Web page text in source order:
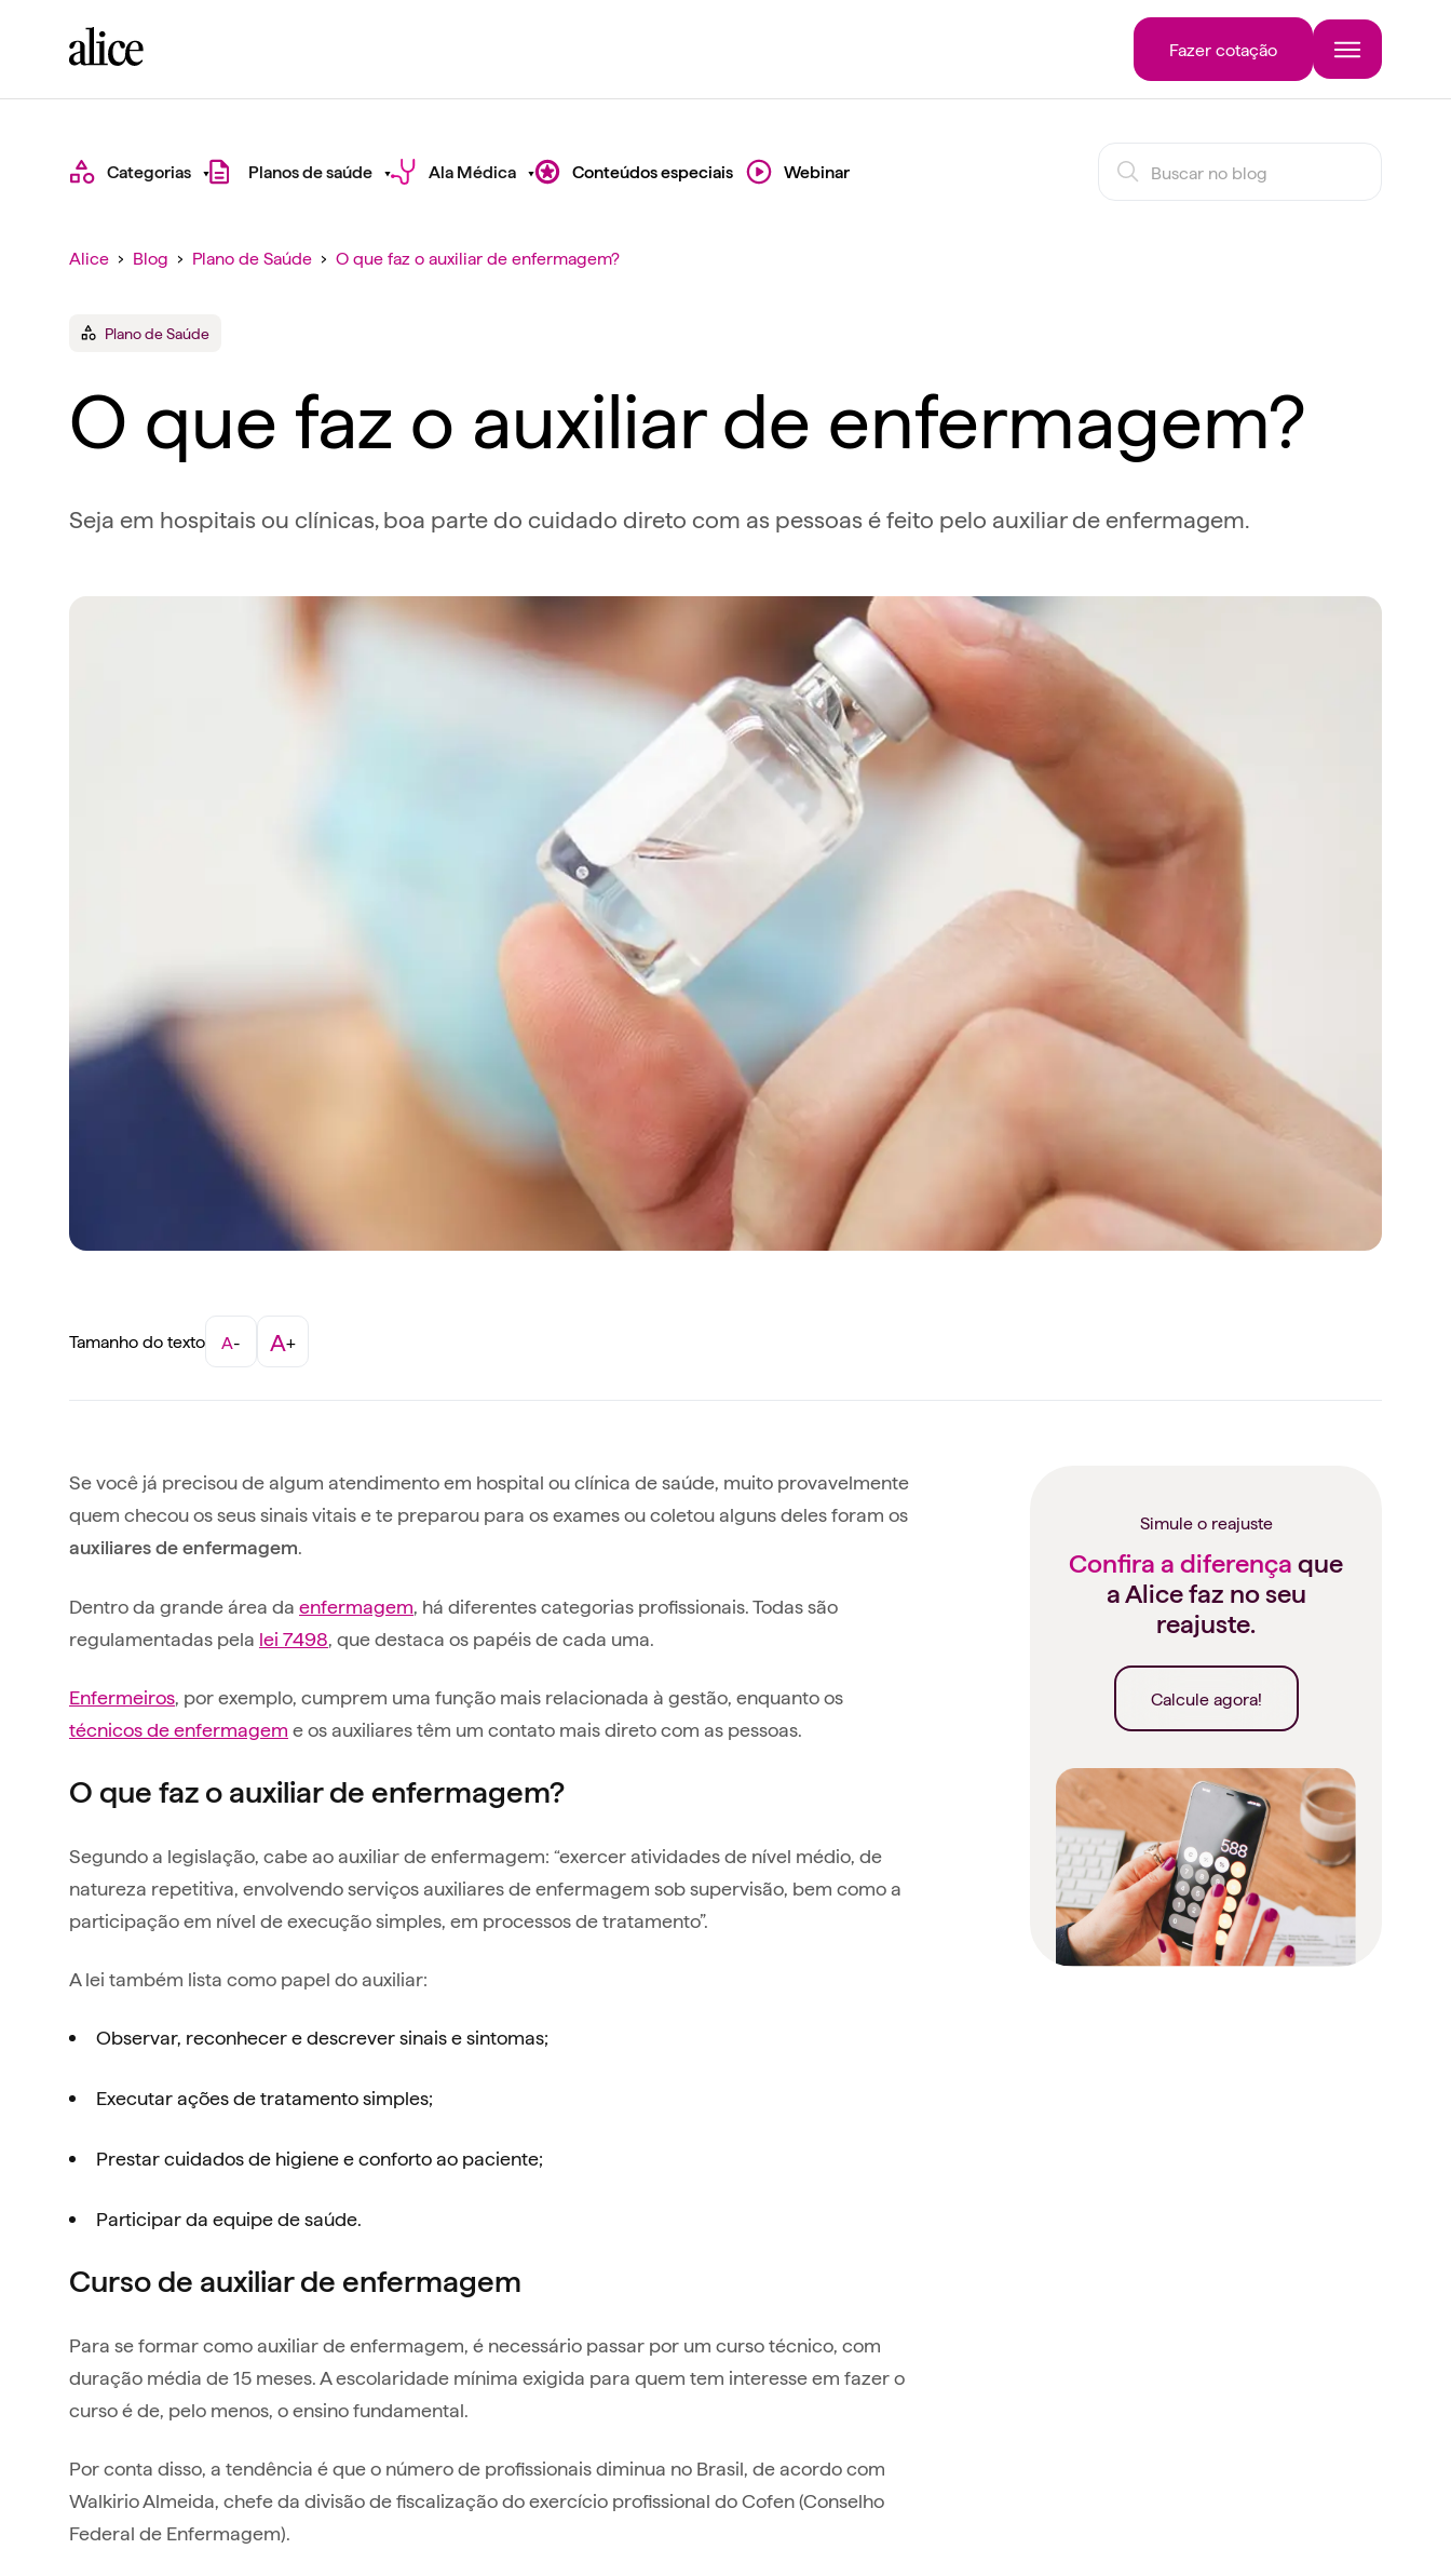
Fazer cotação
Categorias Planos de saúde Ala Médica Conteúdos especiais Webinar
Alice › Blog › Plano de Saúde › O que faz o auxiliar de enfermagem?
Plano de Saúde
O que faz o auxiliar de enfermagem?
Seja em hospitais ou clínicas, boa parte do cuidado direto com as pessoas é feito pelo auxiliar de enfermagem.
Tamanho do texto A- A+
Se você já precisou de algum atendimento em hospital ou clínica de saúde, muito provavelmente
quem checou os seus sinais vitais e te preparou para os exames ou coletou alguns deles foram os
auxiliares de enfermagem.
Dentro da grande área da enfermagem, há diferentes categorias profissionais. Todas são
regulamentadas pela lei 7498, que destaca os papéis de cada uma.
Enfermeiros, por exemplo, cumprem uma função mais relacionada à gestão, enquanto os
técnicos de enfermagem e os auxiliares têm um contato mais direto com as pessoas.
O que faz o auxiliar de enfermagem?
Segundo a legislação, cabe ao auxiliar de enfermagem: “exercer atividades de nível médio, de
natureza repetitiva, envolvendo serviços auxiliares de enfermagem sob supervisão, bem como a
participação em nível de execução simples, em processos de tratamento”.
A lei também lista como papel do auxiliar:
Observar, reconhecer e descrever sinais e sintomas;
Executar ações de tratamento simples;
Prestar cuidados de higiene e conforto ao paciente;
Participar da equipe de saúde.
Curso de auxiliar de enfermagem
Para se formar como auxiliar de enfermagem, é necessário passar por um curso técnico, com
duração média de 15 meses. A escolaridade mínima exigida para quem tem interesse em fazer o
curso é de, pelo menos, o ensino fundamental.
Por conta disso, a tendência é que o número de profissionais diminua no Brasil, de acordo com
Walkirio Almeida, chefe da divisão de fiscalização do exercício profissional do Cofen (Conselho
Federal de Enfermagem).
Simule o reajuste
Confira a diferença que
a Alice faz no seu
reajuste.
Calcule agora!